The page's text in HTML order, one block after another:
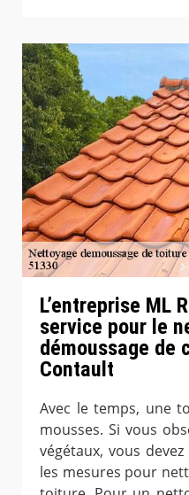
L’entreprise ML
service pour le
démoussage de
Contault
Avec le temps, une
mousses. Si vous
végétaux, vous
les mesures pour